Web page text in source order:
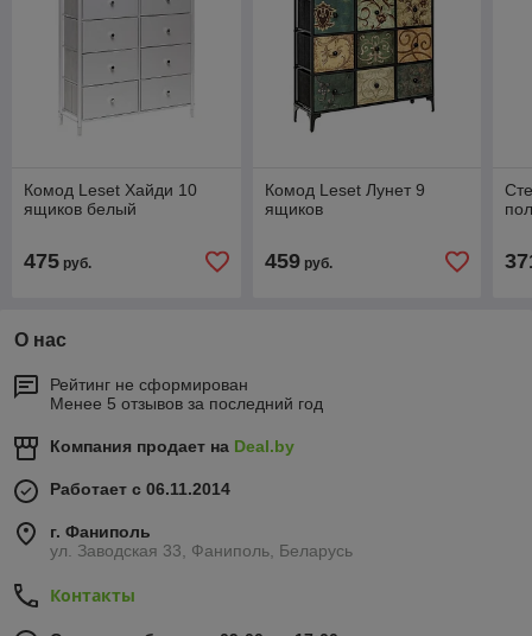
Комод Leset Хайди 10
ящиков белый
475 руб.
Комод Leset Лунет 9
ящиков
459руб.
О нас
Рейтинг не сформирован
Менее 5 отзывов за последний год
Компания продает на Deal.by
Работает с 06.11.2014
г. Фаниполь
ул. Заводская 33, Фаниполь, Беларусь
Контакты